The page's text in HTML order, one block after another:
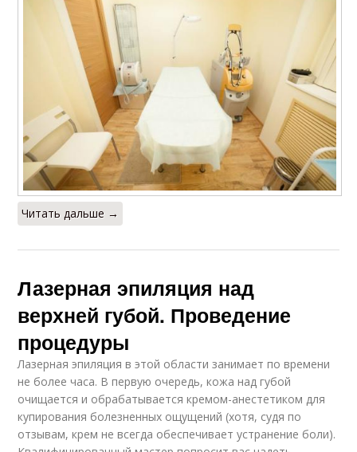
Читать дальше →
Лазерная эпиляция над
верхней губой. Проведение
процедуры
Лазерная эпиляция в этой области занимает по времени
не более часа. В первую очередь, кожа над губой
очищается и обрабатывается кремом-анестетиком для
купирования болезненных ощущений (хотя, судя по
отзывам, крем не всегда обеспечивает устранение боли).